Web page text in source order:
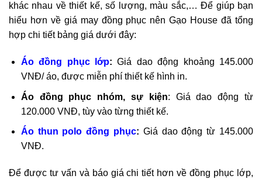
khác nhau về thiết kế, số lượng, màu sắc,… Để giúp bạn
hiểu hơn về giá may đồng phục nên Gạo House đã tổng
hợp chi tiết bảng giá dưới đây:
Áo đồng phục lớp: Giá dao động khoảng 145.000
VNĐ/ áo, được miễn phí thiết kế hình in.
Áo đồng phục nhóm, sự kiện: Giá dao động từ
120.000 VNĐ, tùy vào từng thiết kế.
Áo thun polo đồng phục: Giá dao động từ 145.000
VNĐ.
Để được tư vấn và báo giá chi tiết hơn về đồng phục lớp,